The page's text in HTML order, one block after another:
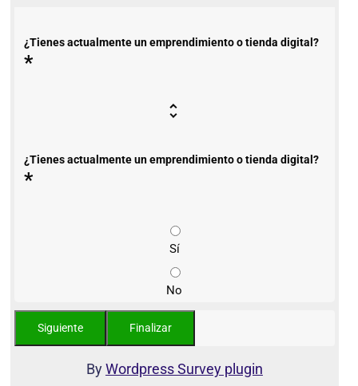
¿Tienes actualmente un emprendimiento o tienda digital?
*
¿Tienes actualmente un emprendimiento o tienda digital?
*
Sí
No
ByWordpress Survey plugin